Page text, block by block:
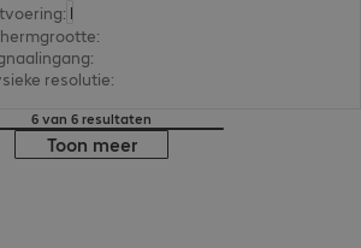
: Europa
:
:
resolutie:
6 van 6 resultaten
Toon meer